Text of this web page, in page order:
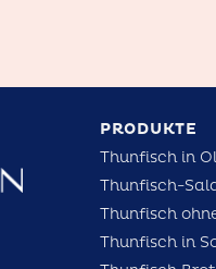
PRODUKTE
Thunfisch in
Thunfisch-
Thunfisch
Thunfisch in